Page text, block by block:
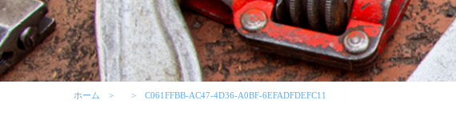
ホーム C061FFBB-AC47-4D36-A0BF-6EFADFDEFC11